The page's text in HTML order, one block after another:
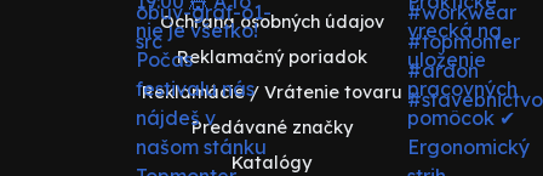
Ochrana osobných údajov
Reklamačný poriadok
Reklamácie / Vrátenie tovaru
Predávané značky
Katalógy